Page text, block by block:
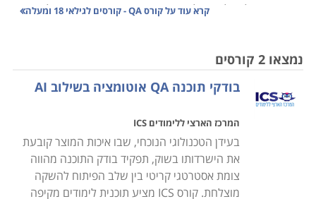
זה אשר יכולים להשתלב בענפי התעשייה השונים. למעשה
ממנו ולא ייפגע בתוכנה, במשחק, באפליקציה או בעסק.
לימודי QA כוללים קורסים בסיסיים המיועדים לאנשים שזו
להם דריסת רגל ראשונה בתחום האיכות וההייטק, וכן
קורסים מתקדמים לאנשי איכות המבקשים לשכלל את
ידיעותיהם ולהתקדם בתחום. קורס בודק תוכנה כולל נושאים
מתחומי הנדסת תוכנה, בדיקות, נהלים ואיכות, מושגים
בתכנות ועוד. ניתן למצוא קורסי QA במוקדים שונים ברחבי
קרא עוד עלקורס QA - קורסים לגילאי 18 ומעלה
נמצאו 2 קורסים
בודקי תוכנה QA אוטומציה בשילוב AI
המרכז הארצי ללימודים ICS
בעידן הטכנולוגי הנוכחי, שבו איכות המוצר קובעת
את הישרדותו בשוק, תפקיד בודק התוכנה מהווה
צומת אסטרטגי קריטי בין שלב הפיתוח להשקה
מוצלחת. קורס ICS מציע תוכנית לימודים מקיפה